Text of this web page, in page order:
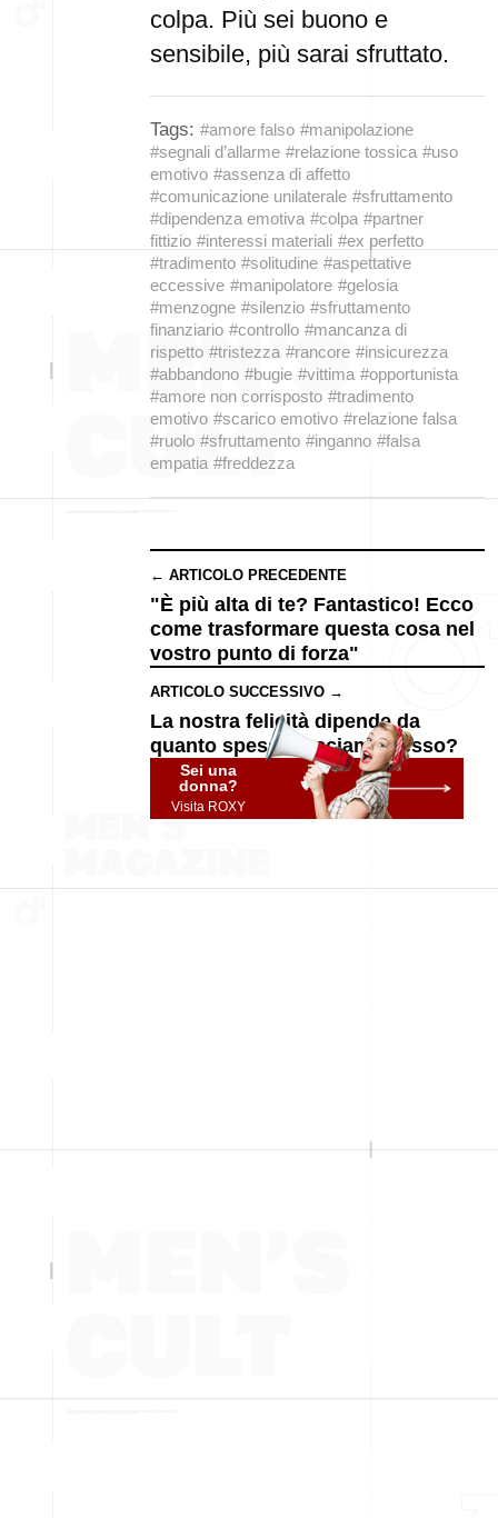
colpa. Più sei buono e
sensibile, più sarai sfruttato.
Tags: #amore falso #manipolazione
#segnali d’allarme #relazione tossica #uso
emotivo #assenza di affetto
#comunicazione unilaterale #sfruttamento
#dipendenza emotiva #colpa #partner
fittizio #interessi materiali #ex perfetto
#tradimento #solitudine #aspettative
eccessive #manipolatore #gelosia
#menzogne #silenzio #sfruttamento
finanziario #controllo #mancanza di
rispetto #tristezza #rancore #insicurezza
#abbandono #bugie #vittima #opportunista
#amore non corrisposto #tradimento
emotivo #scarico emotivo #relazione falsa
#ruolo #sfruttamento #inganno #falsa
empatia #freddezza
← ARTICOLO PRECEDENTE
"È più alta di te? Fantastico! Ecco
come trasformare questa cosa nel
vostro punto di forza"
ARTICOLO SUCCESSIVO →
La nostra felicità dipende da
quanto spesso facciamo sesso?
Sei una
donna?
Visita ROXY